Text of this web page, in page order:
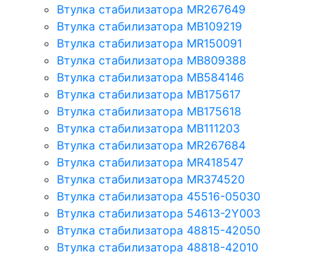
Втулка стабилизатора MR267649
Втулка стабилизатора MB109219
Втулка стабилизатора MR150091
Втулка стабилизатора MB809388
Втулка стабилизатора MB584146
Втулка стабилизатора MB175617
Втулка стабилизатора MB175618
Втулка стабилизатора MB111203
Втулка стабилизатора MR267684
Втулка стабилизатора MR418547
Втулка стабилизатора MR374520
Втулка стабилизатора 45516-05030
Втулка стабилизатора 54613-2Y003
Втулка стабилизатора 48815-42050
Втулка стабилизатора 48818-42010